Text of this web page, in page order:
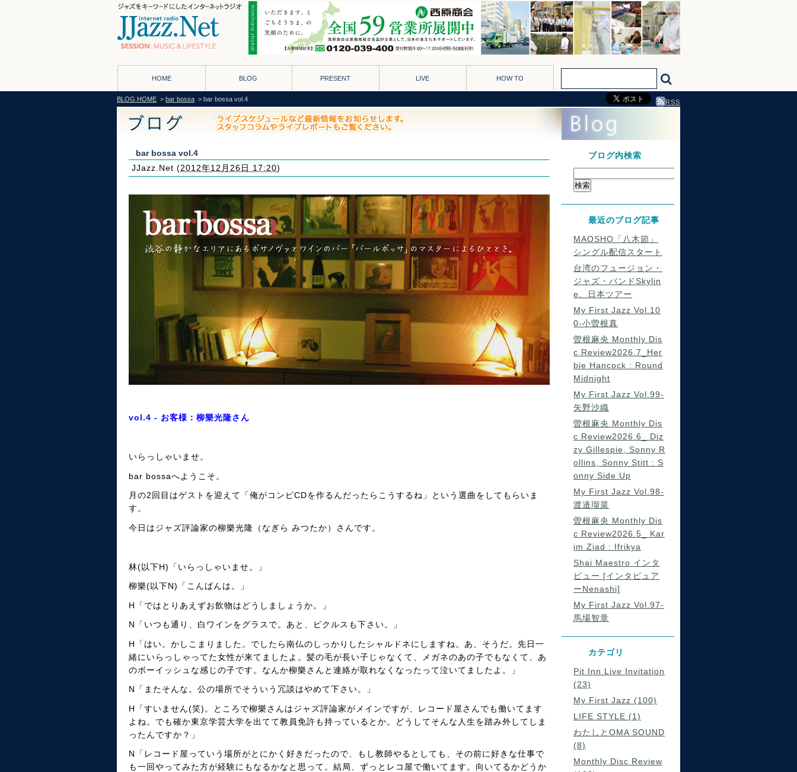
HOME BLOG PRESENT LIVE HOW TO
BLOG HOME > bar bossa > bar bossa vol.4 RSS
bar bossa vol.4
JJazz.Net (2012年12月26日 17:20)
vol.4 - お客様：柳樂光隆さん
いらっしゃいませ。
bar bossaへようこそ。
月の2回目はゲストを迎えて「俺がコンピCDを作るんだったらこうするね」という選曲をしてもらいま
す。
今日はジャズ評論家の柳樂光隆（なぎら みつたか）さんです。
林(以下H)「いらっしゃいませ。」
柳樂(以下N)「こんばんは。」
H「ではとりあえずお飲物はどうしましょうか。」
N「いつも通り、白ワインをグラスで。あと、ピクルスも下さい。」
H「はい。かしこまりました。でしたら南仏のしっかりしたシャルドネにしますね。あ、そうだ。先日一
緒にいらっしゃってた女性が来てましたよ。髪の毛が長い子じゃなくて、メガネのあの子でもなくて、あ
のボーイッシュな感じの子です。なんか柳樂さんと連絡が取れなくなったって泣いてましたよ。」
N「またそんな。公の場所でそういう冗談はやめて下さい。」
H「すいません(笑)。ところで柳樂さんはジャズ評論家がメインですが、レコード屋さんでも働いてます
よね。でも確か東京学芸大学を出てて教員免許も持っているとか。どうしてそんな人生を踏み外してしま
ったんですか？」
N「レコード屋っていう場所がとにかく好きだったので、もし教師やるとしても、その前に好きな仕事で
も一回やってみた方が経験にもなるかなと思って。結局、ずっとレコ屋で働いてます。向いてるかどうか
ブログ内検索
最近のブログ記事
MAOSHO「八木節」
シングル配信スタート
台湾のフュージョン・
ジャズ・バンドSkylin
e、日本ツアー
My First Jazz Vol.10
0-小曽根真
曽根麻央 Monthly Dis
c Review2026.7_Her
bie Hancock : Round
Midnight
My First Jazz Vol.99-
矢野沙織
曽根麻央 Monthly Dis
c Review2026.6_ Diz
zy Gillespie, Sonny R
ollins, Sonny Stitt : S
onny Side Up
My First Jazz Vol.98-
渡邉瑠菜
曽根麻央 Monthly Dis
c Review2026.5_ Kar
im Ziad : Ifrikya
Shai Maestro インタ
ビュー [インタビュア
ーNenashi]
My First Jazz Vol.97-
馬場智章
カテゴリ
Pit Inn Live Invitation
(23)
My First Jazz (100)
LIFE STYLE (1)
わたしとOMA SOUND
(8)
Monthly Disc Review